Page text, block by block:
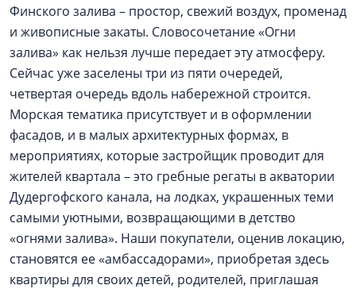
Финского залива – простор, свежий воздух, променад
и живописные закаты. Словосочетание «Огни
залива» как нельзя лучше передает эту атмосферу.
Сейчас уже заселены три из пяти очередей,
четвертая очередь вдоль набережной строится.
Морская тематика присутствует и в оформлении
фасадов, и в малых архитектурных формах, в
мероприятиях, которые застройщик проводит для
жителей квартала – это гребные регаты в акватории
Дудергофского канала, на лодках, украшенных теми
самыми уютными, возвращающими в детство
«огнями залива». Наши покупатели, оценив локацию,
становятся ее «амбассадорами», приобретая здесь
квартиры для своих детей, родителей, приглашая